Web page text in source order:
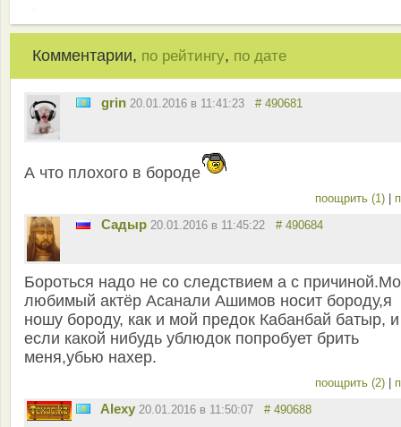
Комментарии, по рейтингу, по дате
grin 20.01.2016 в 11:41:23 # 490681
А что плохого в бороде
поощрить (1)
Садыр 20.01.2016 в 11:45:22 # 490684
Бороться надо не со следствием а с
любимый актёр Асанали Ашимов носит бороду,я
ношу бороду, как и мой предок Кабанбай батыр, и
если какой нибудь ублюдок попробует брить
меня,убью нахер.
поощрить (2)
Alexy 20.01.2016 в 11:50:07 # 490688